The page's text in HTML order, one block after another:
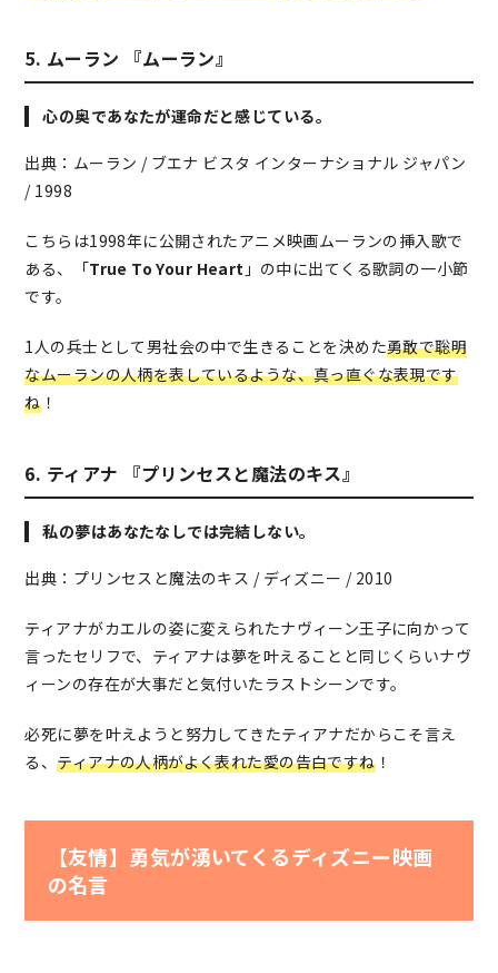
5. ムーラン 『ムーラン』
心の奥であなたが運命だと感じている。
出典：ムーラン / ブエナ ビスタ インターナショナル ジャパン
/ 1998
こちらは1998年に公開されたアニメ映画ムーランの挿入歌で
ある、「True To Your Heart 」の中に出てくる歌詞の一小節
です。
1人の兵士として男社会の中で生きることを決めた勇敢で聡明
なムーランの人柄を表しているような、真っ直ぐな表現です
ね！
6. ティアナ 『プリンセスと魔法のキス』
私の夢はあなたなしでは完結しない。
出典：プリンセスと魔法のキス / ディズニー / 2010
ティアナがカエルの姿に変えられたナヴィーン王子に向かって
言ったセリフで、ティアナは夢を叶えることと同じくらいナヴ
ィーンの存在が大事だと気付いたラストシーンです。
必死に夢を叶えようと努力してきたティアナだからこそ言え
る、ティアナの人柄がよく表れた愛の告白ですね！
【友情】勇気が湧いてくるディズニー映画
の名言